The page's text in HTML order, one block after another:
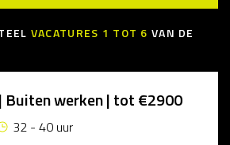
VACATURES 1 TOT 6 VAN DE
Buiten werken | tot €2900
32 - 40 uur